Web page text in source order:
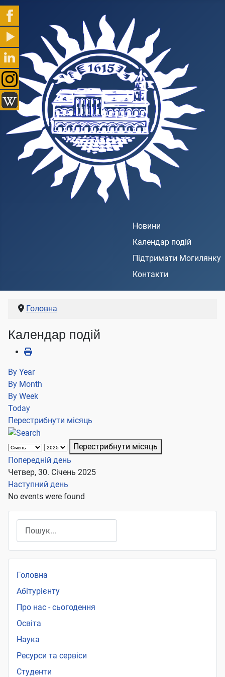
Новини
Календар подій
Підтримати Могилянку
Контакти
Головна
Календар подій
By Year
By Month
By Week
Today
Перестрибнути місяць
Перестрибнути місяць
Попередній день
Четвер, 30. Січень 2025
Наступний день
No events were found
Головна
Абітурієнту
Про нас - сьогодення
Освіта
Наука
Ресурси та сервіси
Студенти